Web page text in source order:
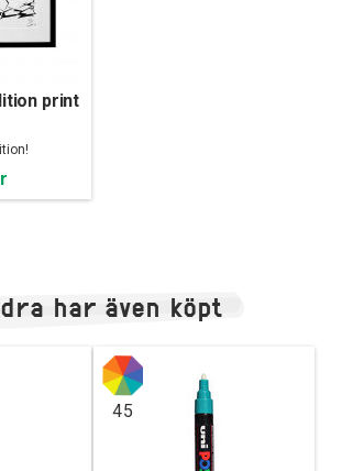
print
har även köpt
45